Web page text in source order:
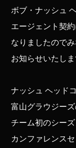
ボブ・ナッシュ
エージェント契
なりましたので
お知らせいたしま
ナッシュ ヘッド
富山グラウジー
チーム初のシー
カンファレンス